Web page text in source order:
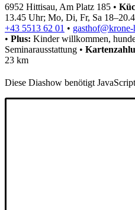
6952 Hittisau, Am Platz 185 •
13.45 Uhr; Mo, Di, Fr, Sa
+43 5513 62 01 •
• Plus: Kinder willkommen,
Seminarausstattung •
23 km
Diese Diashow benötigt